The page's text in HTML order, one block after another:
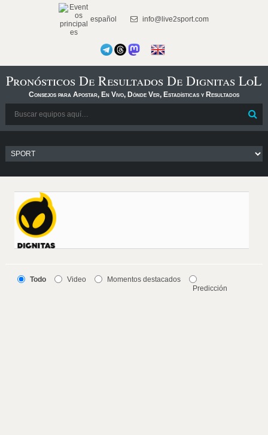
español info@live2sport.com
Pronósticos De Resultados De Dignitas LoL
Consejos para Apostar, En Vivo, Dónde Ver, Estadísticas y Resultados
Todo Video
Momentos destacados
Predicción